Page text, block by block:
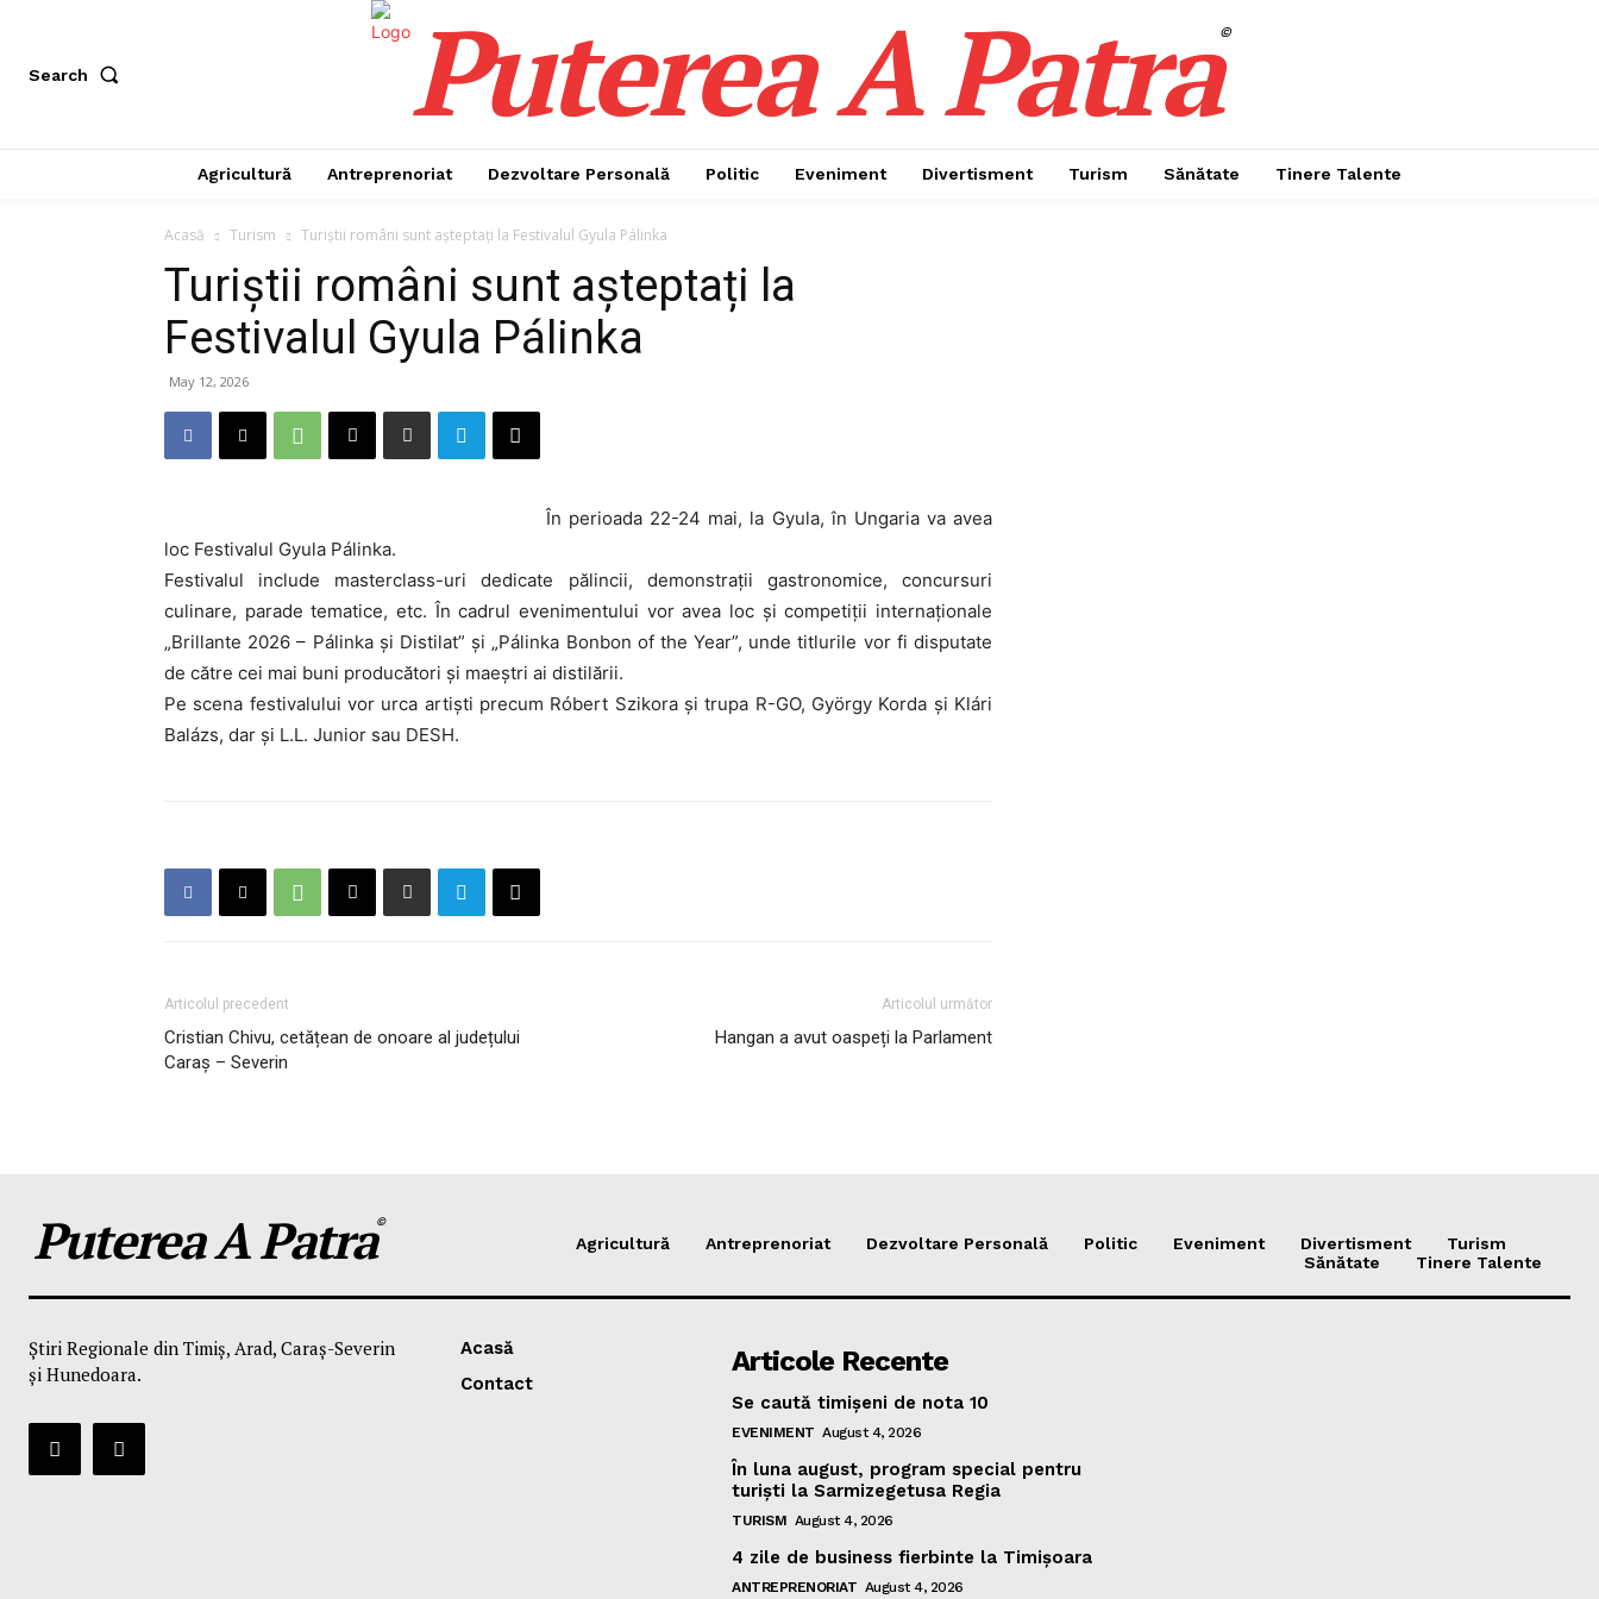
Search Puterea A Patra©
Agricultură Antreprenoriat Dezvoltare Personală Politic Eveniment Divertisment Turism Sănătate Tinere Talente
Acasă Turism Turiștii români sunt așteptați la Festivalul Gyula Pálinka
Turiștii români sunt așteptați la
Festivalul Gyula Pálinka
May 12, 2026
În perioada 22-24 mai, la Gyula, în Ungaria va avea
loc Festivalul Gyula Pálinka.
Festivalul include masterclass-uri dedicate pălincii, demonstrații gastronomice, concursuri
culinare, parade tematice, etc. În cadrul evenimentului vor avea loc și competiții internaționale
„Brillante 2026 – Pálinka și Distilat” și „Pálinka Bonbon of the Year”, unde titlurile vor fi disputate
de către cei mai buni producători și maeștri ai distilării.
Pe scena festivalului vor urca artiști precum Róbert Szikora și trupa R-GO, György Korda și Klári
Balázs, dar și L.L. Junior sau DESH.
Articolul precedent
Cristian Chivu, cetățean de onoare al județului
Caraș – Severin
Articolul următor
Hangan a avut oaspeți la Parlament
Puterea A Patra©
Agricultură Antreprenoriat Dezvoltare Personală Politic Eveniment Divertisment
Turism
Sănătate
Tinere Talente
Știri Regionale din Timiș, Arad, Caraș-Severin
și Hunedoara.
Acasă
Contact
Articole Recente
Se caută timișeni de nota 10
EVENIMENT August 4, 2026
În luna august, program special pentru
turiști la Sarmizegetusa Regia
TURISM August 4, 2026
4 zile de business fierbinte la Timișoara
ANTREPRENORIAT August 4, 2026